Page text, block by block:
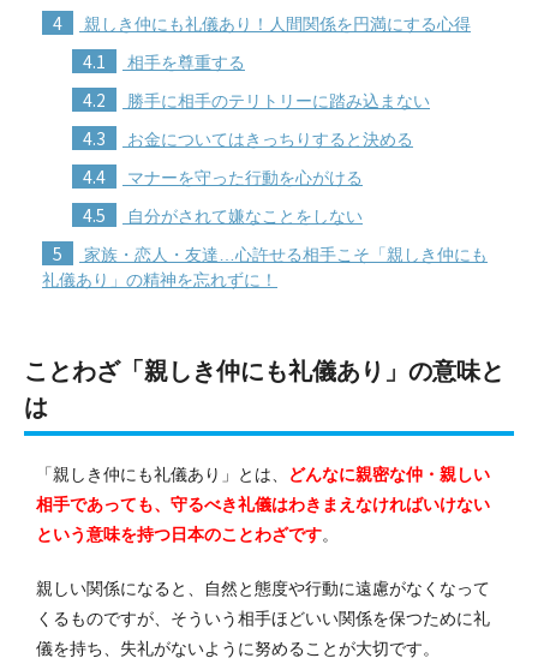
4 親しき仲にも礼儀あり！人間関係を円満にする心得
4.1 相手を尊重する
4.2 勝手に相手のテリトリーに踏み込まない
4.3 お金についてはきっちりすると決める
4.4 マナーを守った行動を心がける
4.5 自分がされて嫌なことをしない
5
家族・恋人・友達…心許せる相手こそ「親しき仲にも
礼儀あり」の精神を忘れずに！
ことわざ「親しき仲にも礼儀あり」の意味と
は
「親しき仲にも礼儀あり」とは、
どんなに親密な仲・親しい
相手であっても、守るべき礼儀はわきまえなければいけない
という意味を持つ日本のことわざです。
親しい関係になると、自然と態度や行動に遠慮がなくなって
くるものですが、そういう相手ほどいい関係を保つために礼
儀を持ち、失礼がないように努めることが大切です。